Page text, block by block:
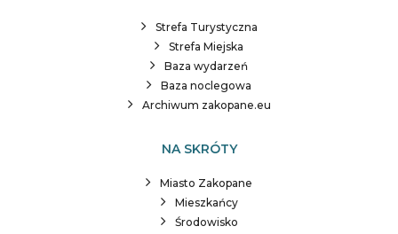
Strefa Turystyczna
Strefa Miejska
Baza wydarzeń
Baza noclegowa
Archiwum zakopane.eu
NA SKRÓTY
Miasto Zakopane
Mieszkańcy
Środowisko